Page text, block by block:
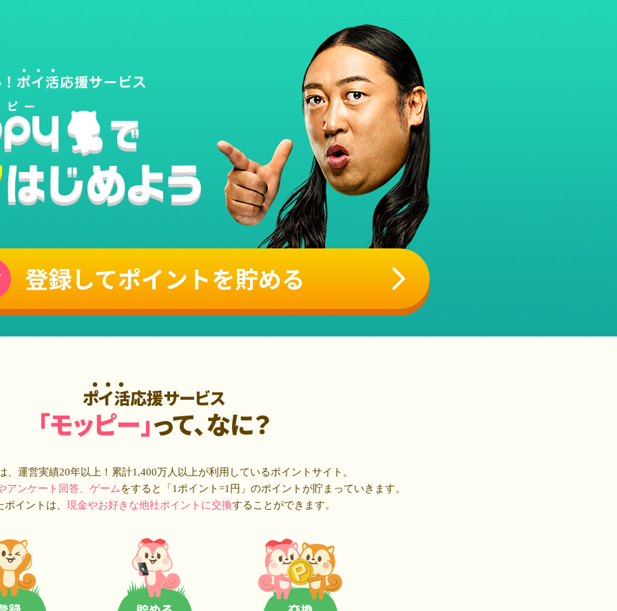
登録してポイントを貯める
ポイ活応援サービス
「モッピー」って、なに？
、運営実績20年以上！累計1,400万人 以上が利用しているポイントサイト。
アンケート回答、ゲーム をすると「1ポイント=1円」のポイントが貯まっていきます。
ポイントは、 現金やお好きな他社ポイントに交換することができます。